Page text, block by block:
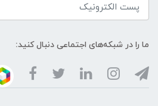
ما را در شبکه‌های اجتماعی دنبال کنید: